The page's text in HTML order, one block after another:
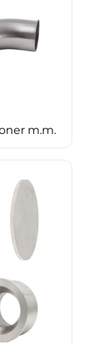
m.m.